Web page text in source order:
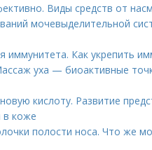
Виды средств от
мочевыделительной
Как укрепить
уха — биоактивные
кислоту. Развитие
в коже
полости носа. Что же